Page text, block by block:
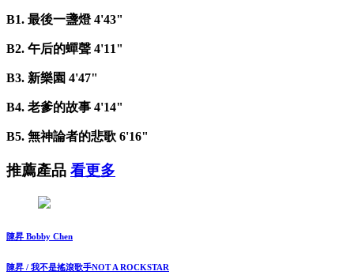
B1. 最後一盞燈 4'43"
B2. 午后的蟬聲 4'11"
B3. 新樂園 4'47"
B4. 老爹的故事 4'14"
B5. 無神論者的悲歌 6'16"
推薦產品 看更多
陳昇 Bobby Chen
陳昇 / 我不是搖滾歌手NOT A ROCKSTAR